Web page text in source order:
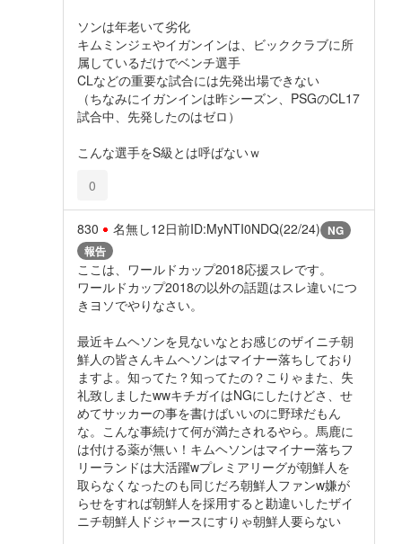
ソンは年老いて劣化
キムミンジェやイガンインは、ビッククラブに所
属しているだけでベンチ選手
CLなどの重要な試合には先発出場できない
（ちなみにイガンインは昨シーズン、PSGのCL17
試合中、先発したのはゼロ）
こんな選手をS級とは呼ばないｗ
0
830 名無し12日前ID:MyNTI0NDQ(22/24) NG
報告
ここは、ワールドカップ2018応援スレです。
ワールドカップ2018の以外の話題はスレ違いにつ
きヨソでやりなさい。
最近キムヘソンを見ないなとお感じのザイニチ朝
鮮人の皆さんキムヘソンはマイナー落ちしており
ますよ。知ってた？知ってたの？こりゃまた、失
礼致しましたwwキチガイはNGにしたけどさ、せ
めてサッカーの事を書けばいいのに野球だもん
な。こんな事続けて何が満たされるやら。馬鹿に
は付ける薬が無い！キムヘソンはマイナー落ちフ
リーランドは大活躍wプレミアリーグが朝鮮人を
取らなくなったのも同じだろ朝鮮人ファンw嫌が
らせをすれば朝鮮人を採用すると勘違いしたザイ
ニチ朝鮮人ドジャースにすりゃ朝鮮人要らない